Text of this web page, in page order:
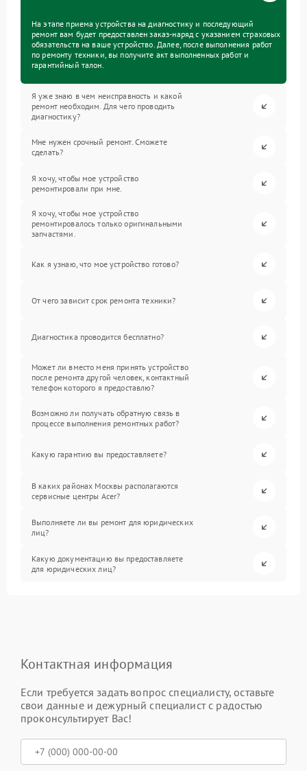
На этапе приема устройства на диагностику и последующий
ремонт вам будет предоставлен заказ-наряд с указанием страховых
обязательств на ваше устройство. Далее, после выполнения работ
по ремонту техники, вы получите акт выполненных работ и
гарантийный талон.
Я уже знаю в чем неисправность и какой
ремонт необходим. Для чего проводить
диагностику?
Мне нужен срочный ремонт. Сможете
сделать?
Я хочу, чтобы мое устройство
ремонтировали при мне.
Я хочу, чтобы мое устройство
ремонтировалось только оригинальными
запчастями.
Как я узнаю, что мое устройство готово?
От чего зависит срок ремонта техники?
Диагностика проводится бесплатно?
Может ли вместо меня принять устройство
после ремонта другой человек, контактный
телефон которого я предоставлю?
Возможно ли получать обратную связь в
процессе выполнения ремонтных работ?
Какую гарантию вы предоставляете?
В каких районах Москвы располагаются
сервисные центры Acer?
Выполняете ли вы ремонт для юридических
лиц?
Какую документацию вы предоставляете
для юридических лиц?
Контактная информация
Если требуется задать вопрос специалисту, оставьте
свои данные и дежурный специалист с радостью
проконсультирует Вас!